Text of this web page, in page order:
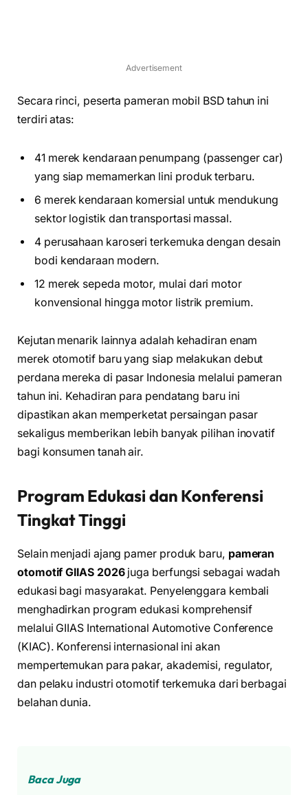
Advertisement
Secara rinci, peserta pameran mobil BSD tahun ini
terdiri atas:
41 merek kendaraan penumpang (passenger car)
yang siap memamerkan lini produk terbaru.
6 merek kendaraan komersial untuk mendukung
sektor logistik dan transportasi massal.
4 perusahaan karoseri terkemuka dengan desain
bodi kendaraan modern.
12 merek sepeda motor, mulai dari motor
konvensional hingga motor listrik premium.
Kejutan menarik lainnya adalah kehadiran enam
merek otomotif baru yang siap melakukan debut
perdana mereka di pasar Indonesia melalui pameran
tahun ini. Kehadiran para pendatang baru ini
dipastikan akan memperketat persaingan pasar
sekaligus memberikan lebih banyak pilihan inovatif
bagi konsumen tanah air.
Program Edukasi dan Konferensi
Tingkat Tinggi
Selain menjadi ajang pamer produk baru, pameran
otomotif GIIAS 2026juga berfungsi sebagai wadah
edukasi bagi masyarakat. Penyelenggara kembali
menghadirkan program edukasi komprehensif
melalui GIIAS International Automotive Conference
(KIAC). Konferensi internasional ini akan
mempertemukan para pakar, akademisi, regulator,
dan pelaku industri otomotif terkemuka dari berbagai
belahan dunia.
Baca Juga